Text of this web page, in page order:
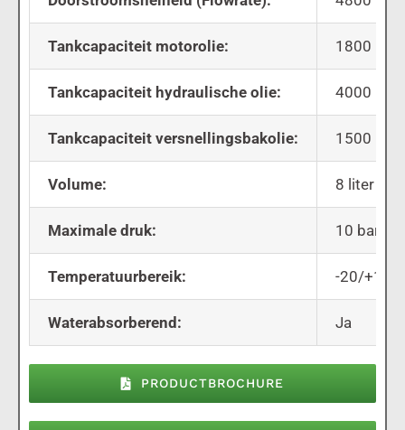
Tankcapaciteit motorolie: 1800 liter
Tankcapaciteit hydraulische olie: 4000 liter
Tankcapaciteit versnellingsbakolie: 1500 liter
Volume: 8 liter
Maximale druk: 10 bar
Temperatuurbereik: -20/+120
Waterabsorberend: Ja
PRODUCTBROCHURE